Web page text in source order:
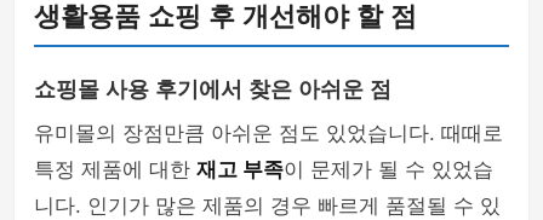
생활용품 쇼핑 후 개선해야 할 점
쇼핑몰 사용 후기에서 찾은 아쉬운 점
유미몰의 장점만큼 아쉬운 점도 있었습니다. 때때로
특정 제품에 대한 재고 부족이 문제가 될 수 있었습
니다. 인기가 많은 제품의 경우 빠르게 품절될 수 있